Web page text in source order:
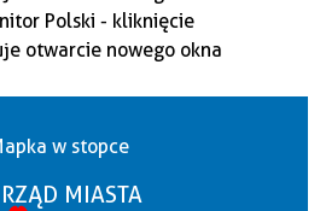
MIASTA